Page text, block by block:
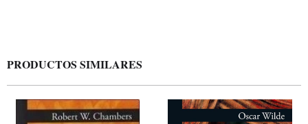
PRODUCTOS SIMILARES